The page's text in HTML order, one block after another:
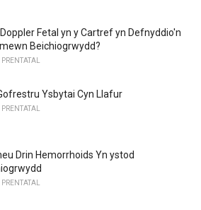
Fetal yn y Cartref yn Defnyddio'n
Beichiogrwydd?
Ysbytai Cyn Llafur
Drin Hemorrhoids Yn ystod